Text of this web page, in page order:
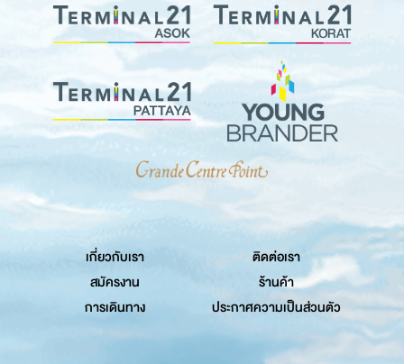
เกี่ยวกับเรา
ติดต่อเรา
สมัครงาน
ร้านค้า
การเดินทาง
ประกาศความเป็นส่วนตัว